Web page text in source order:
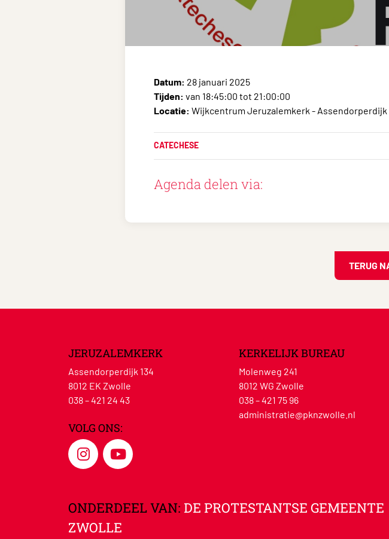
Datum: 28 januari 2025
Tijden: van 18:45:00 tot 21:00:00
Locatie: Wijkcentrum Jeruzalemkerk - Assendorperdijk
CATECHESE
Agenda delen via:
TERUG
JERUZALEMKERK
Assendorperdijk 134
8012 EK Zwolle
038 – 421 24 43
VOLG ONS:
KERKELIJK BUREAU
Molenweg 241
8012 WG Zwolle
038 – 421 75 96
administratie@pknzwolle.nl
ONDERDEEL VAN: DE PROTESTANTSE GEMEENTE
ZWOLLE